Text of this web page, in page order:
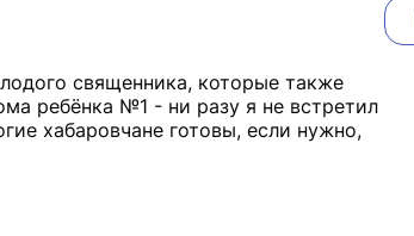
священника, которые также
ребёнка №1 - ни разу я не встретил
хабаровчане готовы, если нужно,